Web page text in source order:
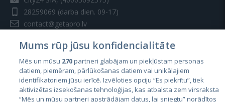
28259069 (darba dien. 09-17)
contact@getapro.lv
Valstis
Igaunija
Mums rūp jūsu konfidencialitāte
Mēs un mūsu 270partneri glabājam un piekļūstam personas
datiem, piemēram, pārlūkošanas datiem vai unikālajiem
identifikatoriem jūsu ierīcē. Izvēloties opciju “Es piekrītu”, tiek
aktivizētas izsekošanas tehnoloģijas, kas atbalsta zem virsraksta
“Mēs un mūsu partneri apstrādājam datus, lai sniegtu” norādītos